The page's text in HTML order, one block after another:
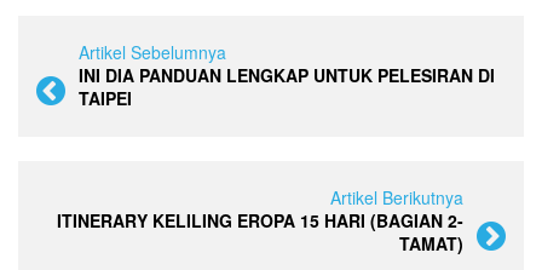
Artikel Sebelumnya
INI DIA PANDUAN LENGKAP UNTUK PELESIRAN DI
TAIPEI
Artikel Berikutnya
ITINERARY KELILING EROPA 15 HARI (BAGIAN 2-
TAMAT)